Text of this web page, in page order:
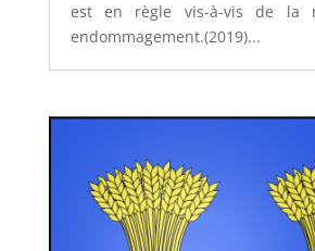
est en règle vis-à-vis de la
endommagement.(2019)...